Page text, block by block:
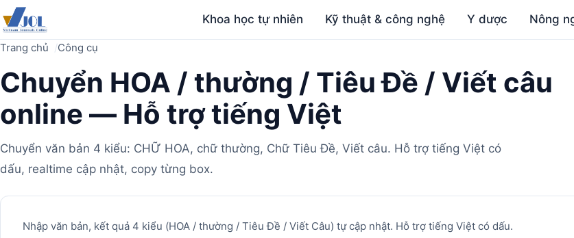
Khoa học tự nhiên Kỹ thuật & công nghệ Y dược Nông
Trang chủ Công cụ
Chuyển HOA / thường / Tiêu Đề / Viết câu
online — Hỗ trợ tiếng Việt
Chuyển văn bản 4 kiểu: CHỮ HOA, chữ thường, Chữ Tiêu Đề, Viết câu. Hỗ trợ tiếng Việt có
dấu, realtime cập nhật, copy từng box.
Máy
Nhập văn bản, kết quả 4 kiểu (HOA / thường / Tiêu Đề / Viết Câu) tự cập nhật. Hỗ trợ tiếng Việt có dấu.